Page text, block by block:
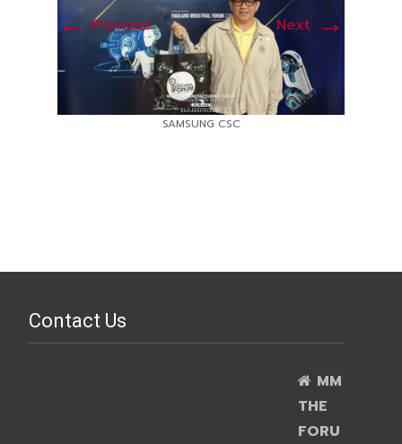
← Previous Next →
SAMSUNG CSC
Contact Us
MM
THE
FORU